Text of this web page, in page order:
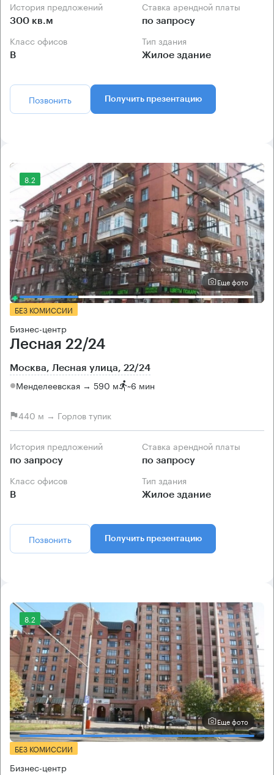
История предложений
300 кв.м
Ставка арендной платы
по запросу
Класс офисов
B
Тип здания
Жилое здание
Позвонить Получить презентацию
8.2
Еще фото
БЕЗ КОМИССИИ
Бизнес-центр
Лесная 22/24
Москва, Лесная улица, 22/24
Менделеевская → 590 м ~6 мин
440 м → Горлов тупик
История предложений
по запросу
Ставка арендной платы
по запросу
Класс офисов
B
Тип здания
Жилое здание
Позвонить Получить презентацию
8.2
Еще фото
БЕЗ КОМИССИИ
Бизнес-центр